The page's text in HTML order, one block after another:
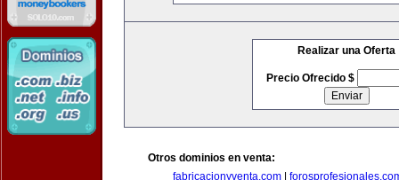
Realizar una Oferta
Precio Ofrecido $
Otros dominios en venta:
fabricacionyventa.com|